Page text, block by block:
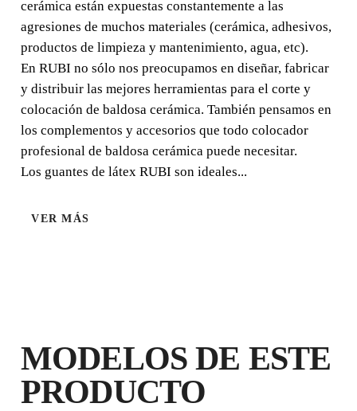
están expuestas constantemente a las agresiones de
muchos materiales (cerámica, adhesivos, productos de
limpieza y mantenimiento, agua, etc).
cerámica están expuestas constantemente a las
agresiones de muchos materiales (cerámica, adhesivos,
productos de limpieza y mantenimiento, agua, etc).
En RUBI no sólo nos preocupamos en diseñar, fabricar
y distribuir las mejores herramientas para el corte y
colocación de baldosa cerámica. También pensamos en
los complementos y accesorios que todo colocador
profesional de baldosa cerámica puede necesitar.
Los guantes de látex RUBI son ideales...
VER MÁS
MODELOS DE ESTE
PRODUCTO